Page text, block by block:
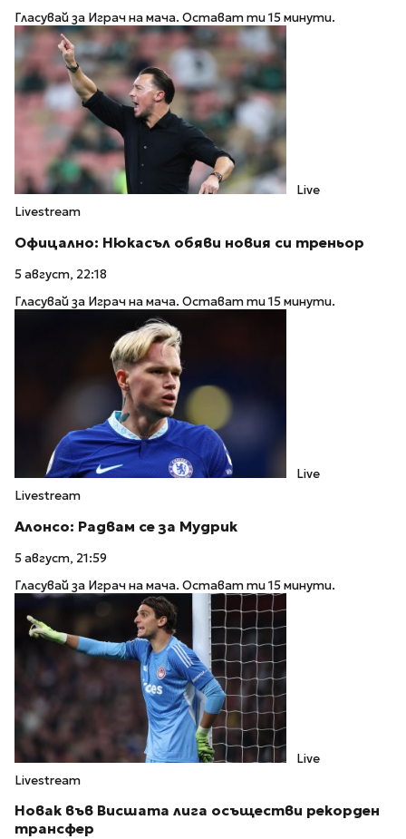
Гласувай за Играч на мача. Остават ти 15 минути.
Live
Livestream
Офицално: Нюкасъл обяви новия си треньор
5 август, 22:18
Гласувай за Играч на мача. Остават ти 15 минути.
Live
Livestream
Алонсо: Радвам се за Мудрик
5 август, 21:59
Гласувай за Играч на мача. Остават ти 15 минути.
Live
Livestream
Новак във Висшата лига осъществи рекорден
трансфер